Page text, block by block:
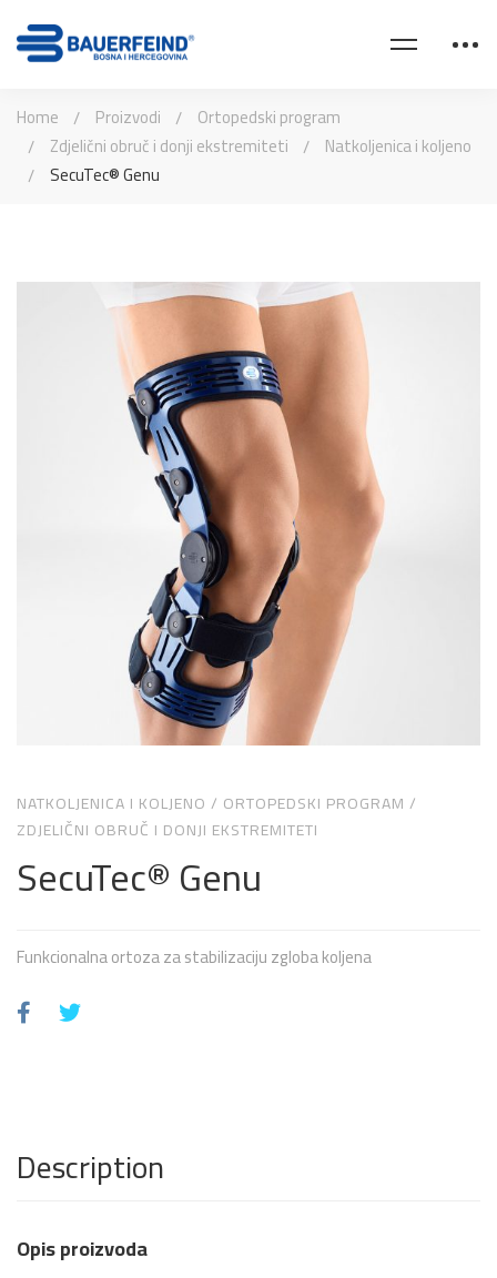
Home Proizvodi
Ortopedski program
Zdjelični obruč i donji ekstremiteti
Natkoljenica i koljeno
SecuTec® Genu
NATKOLJENICA I KOLJENO / ORTOPEDSKI PROGRAM /
ZDJELIČNI OBRUČ I DONJI EKSTREMITETI
SecuTec® Genu
Funkcionalna ortoza za stabilizaciju zgloba koljena
Description
Opis proizvoda